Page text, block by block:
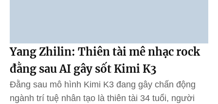
Yang Zhilin: Thiên tài mê nhạc rock
đằng sau AI gây sốt Kimi K3
Đằng sau mô hình Kimi K3 đang gây chấn động
ngành trí tuệ nhân tạo là thiên tài 34 tuổi, người